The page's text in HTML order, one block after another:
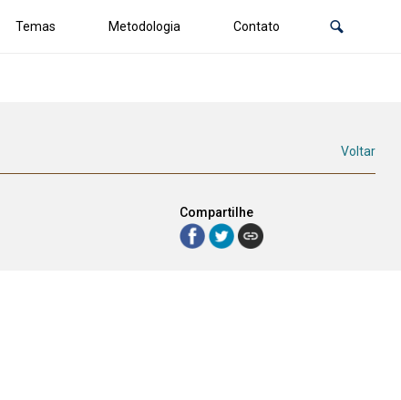
Temas Metodologia Contato
Voltar
Compartilhe